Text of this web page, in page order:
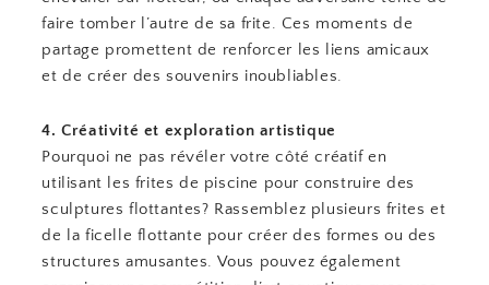
faire tomber l’autre de sa frite. Ces moments de
partage promettent de renforcer les liens amicaux
et de créer des souvenirs inoubliables.
4. Créativité et exploration artistique
Pourquoi ne pas révéler votre côté créatif en
utilisant les frites de piscine pour construire des
sculptures flottantes? Rassemblez plusieurs frites et
de la ficelle flottante pour créer des formes ou des
structures amusantes. Vous pouvez également